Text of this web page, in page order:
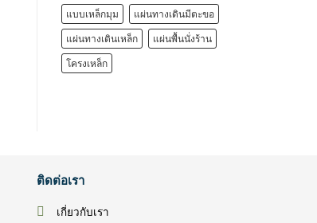
แบบเหล็กมุม
แผ่นทางเดินมีตะขอ
แผ่นทางเดินเหล็ก
แผ่นพื้นนั่งร้าน
โครงเหล็ก
ติดต่อเรา
เกี่ยวกับเรา